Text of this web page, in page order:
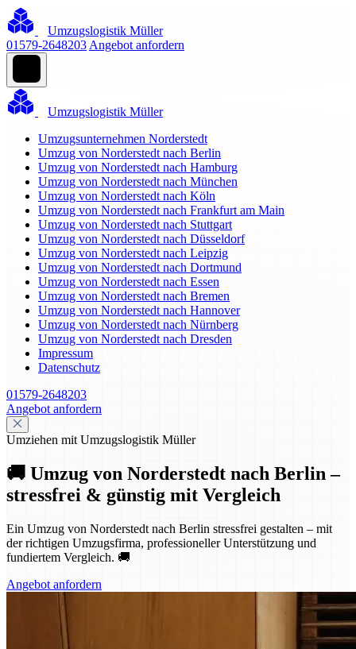
Umzugslogistik Müller
01579-2648203 Angebot anfordern
Umzugslogistik Müller
Umzugsunternehmen Norderstedt
Umzug von Norderstedt nach Berlin
Umzug von Norderstedt nach Hamburg
Umzug von Norderstedt nach München
Umzug von Norderstedt nach Köln
Umzug von Norderstedt nach Frankfurt am Main
Umzug von Norderstedt nach Stuttgart
Umzug von Norderstedt nach Düsseldorf
Umzug von Norderstedt nach Leipzig
Umzug von Norderstedt nach Dortmund
Umzug von Norderstedt nach Essen
Umzug von Norderstedt nach Bremen
Umzug von Norderstedt nach Hannover
Umzug von Norderstedt nach Nürnberg
Umzug von Norderstedt nach Dresden
Impressum
Datenschutz
01579-2648203
Angebot anfordern
Umziehen mit Umzugslogistik Müller
🚚 Umzug von Norderstedt nach Berlin –
stressfrei & günstig mit Vergleich
Ein Umzug von Norderstedt nach Berlin stressfrei gestalten – mit
der richtigen Umzugsfirma, professioneller Unterstützung und
fundiertem Vergleich. 🚚
Angebot anfordern